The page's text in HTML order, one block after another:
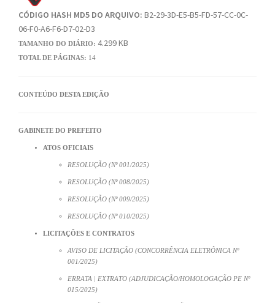
CÓDIGO HASH MD5 DO ARQUIVO: B2-29-3D-E5-B5-FD-57-CC-0C-
06-F0-A6-F6-D7-02-D3
TAMANHO DO DIÁRIO: 4.299 KB
TOTAL DE PÁGINAS: 14
CONTEÚDO DESTA EDIÇÃO
GABINETE DO PREFEITO
ATOS OFICIAIS
RESOLUÇÃO (Nº 001/2025)
RESOLUÇÃO (Nº 008/2025)
RESOLUÇÃO (Nº 009/2025)
RESOLUÇÃO (Nº 010/2025)
LICITAÇÕES E CONTRATOS
AVISO DE LICITAÇÃO (CONCORRÊNCIA ELETRÔNICA Nº
001/2025)
ERRATA | EXTRATO (ADJUDICAÇÃO/HOMOLOGAÇÃO PE Nº
015/2025)